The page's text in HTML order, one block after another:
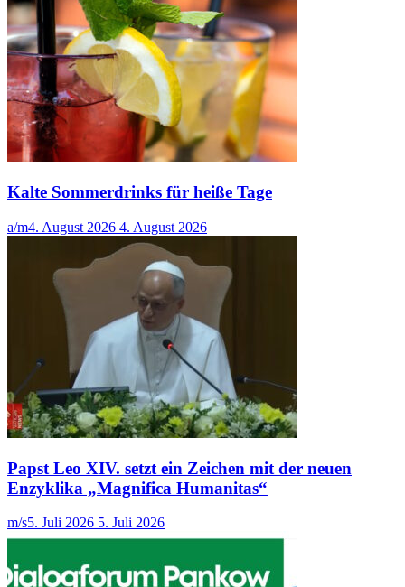
Kalte Sommerdrinks für heiße Tage
a/m4. August 2026 4. August 2026
Papst Leo XIV. setzt ein Zeichen mit der neuen
Enzyklika „Magnifica Humanitas“
m/s5. Juli 2026 5. Juli 2026